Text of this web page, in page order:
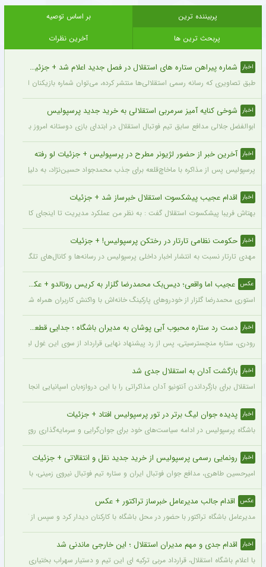
پربیننده ترین
بر اساس توصیه
پربحث ترین ها
آخرین نظرات
اخبار شماره پیراهن ستاره های استقلال در فصل جدید اعلام شد + جزئیات
طبق تصاویری که رسانه رسمی استقلالی‌ها منتشر کرده، می‌توان شماره بازیکنان این
اخبار شوخی کنایه آمیز سرمربی استقلالی به خرید جدید پرسپولیس
ابوالفضل جلالی مدافع سابق تیم فوتبال استقلال در ابتدای بازی دوستانه امروز با
اخبار آخرین خبر از حضور لژیونر مطرح در پرسپولیس + جزئیات لو رفته
پرسپولیس پس از مذاکره با ماخاچ‌قلعه برای جذب محمدجواد حسین‌نژاد، به دلیل رقم
اخبار اقدام عجیب پیشکسوت استقلال خبرساز شد + جزئیات
بهتاش فریبا پیشکسوت استقلال گفت : به نظر من عملکرد مدیریت تا اینجای کار قابل
اخبار حکومت نظامی تارتار در رختکن پرسپولیس! + جزئیات
مهدی تارتار نسبت به انتشار اخبار داخلی پرسپولیس در رسانه‌ها و کانال‌های تلگرامی
عکس عجیب اما واقعی؛ دیس‌بک محمدرضا گلزار به کریس رونالدو + عکس
استوری محمدرضا گلزار از خودروهای پارکینگ خانه‌اش با واکنش کاربران همراه شده و
اخبار دست رد ستاره محبوب آبی پوشان به مدیران باشگاه ؛ جدایی قطعی است !
رودری، ستاره منچسترسیتی، پس از رد پیشنهاد نهایی قرارداد از سوی این غول لیگ
اخبار بازگشت آدان به استقلال جدی شد
استقلال برای بازگرداندن آنتونیو آدان مذاکراتی را با این دروازه‌بان اسپانیایی انجام داده و قرار است مذاکرات اوایل هفته نهایی
اخبار پدیده جوان لیگ برتر در تور پرسپولیس افتاد + جزئیات
باشگاه پرسپولیس در ادامه سیاست‌های خود برای جوان‌گرایی و سرمایه‌گذاری روی استعدادهای آینده فوتبال
اخبار رونمایی رسمی پرسپولیس از خرید جدید نقل و انتقالاتی + جزئیات
امیرحسین طاهری، مدافع جوان فوتبال ایران و ستاره تیم فوتبال نیروی زمینی، با
عکس اقدام جالب مدیرعامل خبرساز تراکتور + عکس
مدیرعامل باشگاه تراکتور با حضور در محل باشگاه با کارکنان دیدار کرد و سپس از کمپ
اخبار اقدام جدی و مهم مدیران استقلال ؛ این خارجی ماندنی شد
با اعلام باشگاه استقلال، قرارداد مربی ترکیه ای این تیم و دستیار سهراب بختیاری زاده